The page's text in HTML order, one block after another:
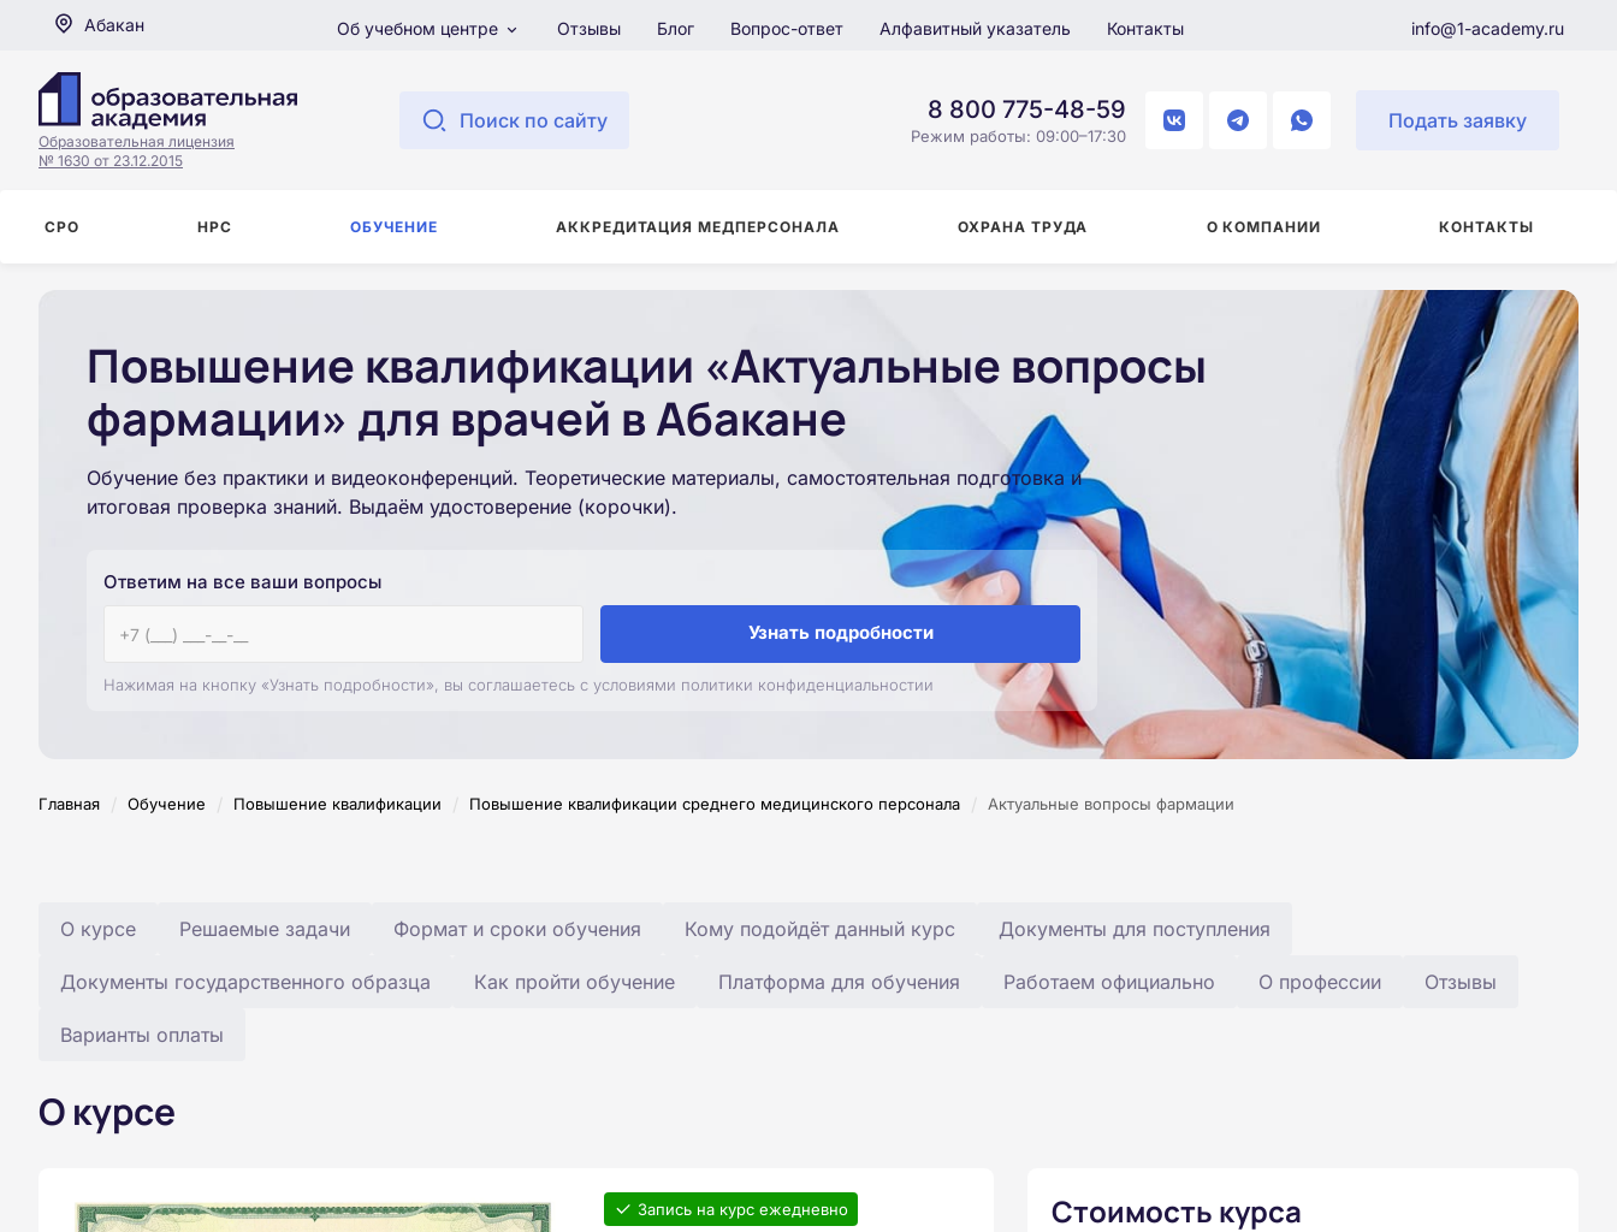
Абакан Об учебном центре Отзывы Блог Вопрос-ответ Алфавитный указатель Контакты info@1-academy.ru
Образовательная лицензия
№ 1630 от 23.12.2015
Поиск по сайту 8 800 775-48-59
Режим работы: 09:00–17:30
Подать заявку
СРО НРС ОБУЧЕНИЕ АККРЕДИТАЦИЯ МЕДПЕРСОНАЛА ОХРАНА ТРУДА О КОМПАНИИ КОНТАКТЫ
Повышение квалификации «Актуальные вопросы
фармации» для врачей в Абакане
Обучение без практики и видеоконференций. Теоретические материалы, самостоятельная подготовка и
итоговая проверка знаний. Выдаём удостоверение (корочки).
Ответим на все ваши вопросы
Узнать подробности
Нажимая на кнопку «Узнать подробности», вы соглашаетесь с условиями политики конфиденциальностии
Главная / Обучение / Повышение квалификации / Повышение квалификации среднего медицинского персонала / Актуальные вопросы фармации
О курсе Решаемые задачи Формат и сроки обучения Кому подойдёт данный курс Документы для поступления
Документы государственного образца Как пройти обучение Платформа для обучения Работаем официально О профессии Отзывы
Варианты оплаты
О курсе
Запись на курс ежедневно Стоимость курса